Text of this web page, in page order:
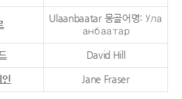
Ulaanbaatar 몽골어명: Ула
анбаатар
David Hill
Jane Fraser